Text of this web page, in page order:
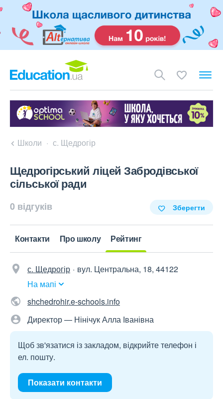
Школи с. Щедрогір
Щедрогірський ліцей Забродівської
сільської ради
0 відгуків Зберегти
Контакти Про школу Рейтинг
с. Щедрогір
вул. Центральна, 18, 44122
На мапі
shchedrohir.e-schools.info
Директор — Нінічук Алла Іванівна
Щоб зв'язатися із закладом, відкрийте телефон і
ел. пошту.
Показати контакти